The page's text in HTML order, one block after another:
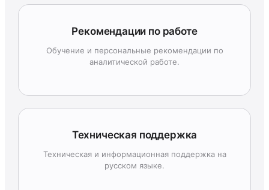
Рекомендации по работе
Обучение и персональные рекомендации по
аналитической работе.
Техническая поддержка
Техническая и информационная поддержка на
русском языке.